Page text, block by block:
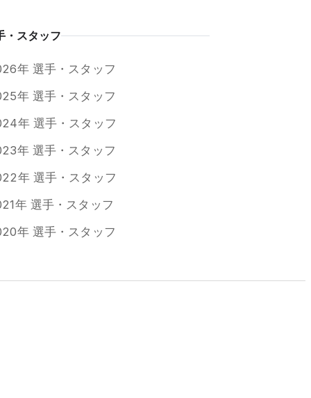
・スタッフ
年 選手・スタッフ
年 選手・スタッフ
年 選手・スタッフ
年 選手・スタッフ
年 選手・スタッフ
年 選手・スタッフ
年 選手・スタッフ